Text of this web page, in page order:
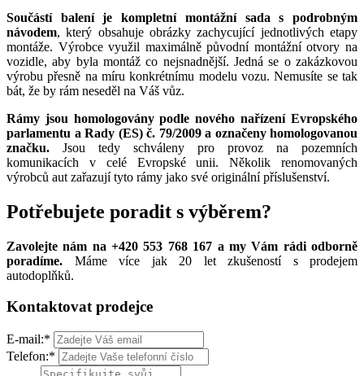
Součástí balení je kompletní montážní sada s podrobným
návodem, který obsahuje obrázky zachycující jednotlivých etapy
montáže. Výrobce využil maximálně původní montážní otvory na
vozidle, aby byla montáž co nejsnadnější. Jedná se o zakázkovou
výrobu přesně na míru konkrétnímu modelu vozu. Nemusíte se tak
bát, že by rám neseděl na Váš vůz.
Rámy jsou homologovány podle nového nařízení Evropského
parlamentu a Rady (ES) č. 79/2009 a označeny homologovanou
značku. Jsou tedy schváleny pro provoz na pozemních
komunikacích v celé Evropské unii. Několik renomovaných
výrobců aut zařazují tyto rámy jako své originální příslušenství.
Potřebujete poradit s výběrem?
Zavolejte nám na +420 553 768 167 a my Vám rádi odborně
poradíme. Máme více jak 20 let zkušeností s prodejem
autodoplňků.
Kontaktovat prodejce
E-mail:*
Telefon:*